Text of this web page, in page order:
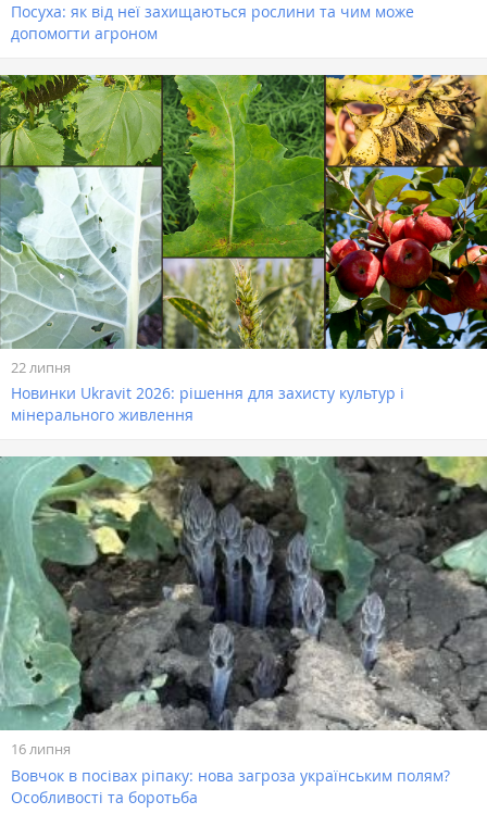
Посуха: як від неї захищаються рослини та чим може
допомогти агроном
22 липня
Новинки Ukravit 2026: рішення для захисту культур і
мінерального живлення
16 липня
Вовчок в посівах ріпаку: нова загроза українським полям?
Особливості та боротьба